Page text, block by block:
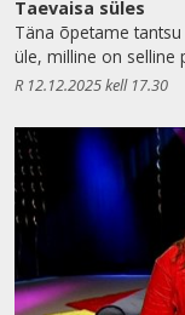
Taevaisa süles
Täna õpetame
üle, milline on selline
R 12.12.2025 kell 17.30